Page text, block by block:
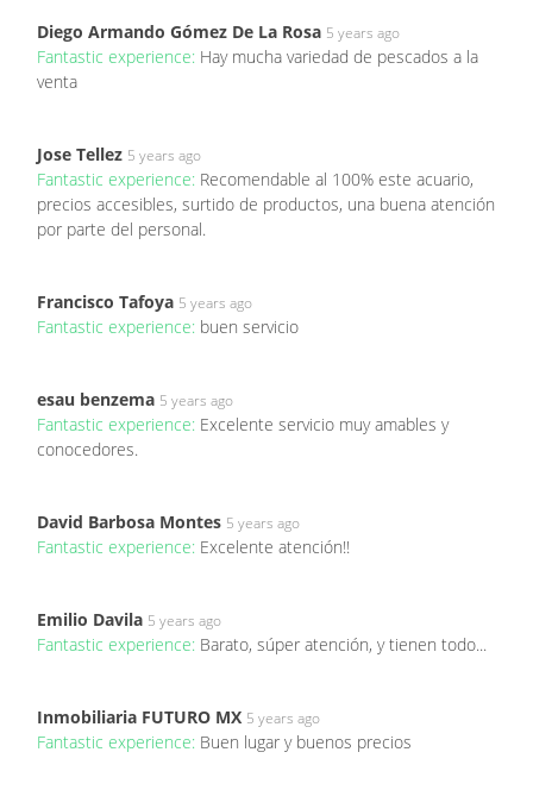
Diego Armando Gómez De La Rosa 5 years ago
Fantastic experience: Hay mucha variedad de pescados a la
venta
Jose Tellez 5 years ago
Fantastic experience: Recomendable al 100% este acuario,
precios accesibles, surtido de productos, una buena atención
por parte del personal.
Francisco Tafoya 5 years ago
Fantastic experience: buen servicio
esau benzema 5 years ago
Fantastic experience: Excelente servicio muy amables y
conocedores.
David Barbosa Montes 5 years ago
Fantastic experience: Excelente atención!!
Emilio Davila 5 years ago
Fantastic experience: Barato, súper atención, y tienen todo...
Inmobiliaria FUTURO MX 5 years ago
Fantastic experience: Buen lugar y buenos precios